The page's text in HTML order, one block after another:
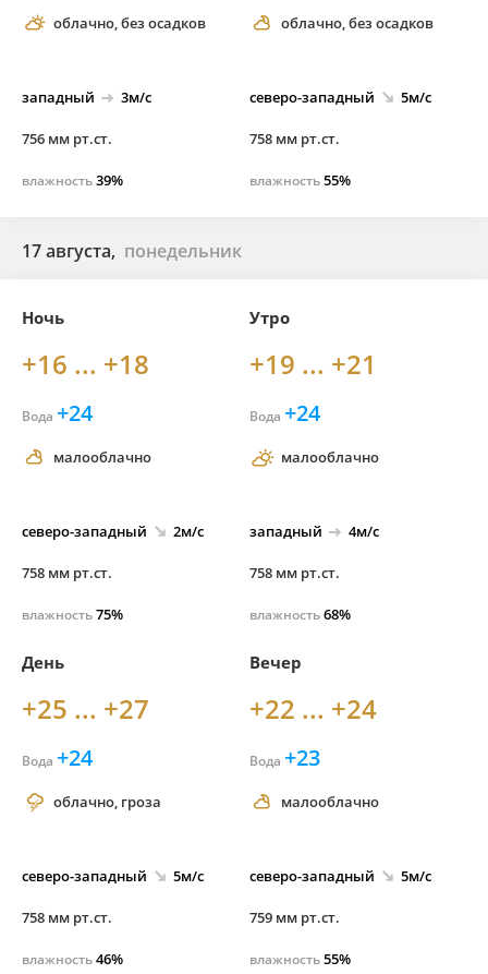
облачно, без осадков
западный 3м/с
756 мм рт.ст.
влажность39%
облачно, без осадков
северо-западный 5м/с
758 мм рт.ст.
влажность55%
17 августа, понедельник
Ночь
+16 ... +18
Вода +24
малооблачно
северо-западный 2м/с
758 мм рт.ст.
влажность75%
Утро
+19 ... +21
Вода +24
малооблачно
западный 4м/с
758 мм рт.ст.
влажность68%
День
+25 ... +27
Вода +24
облачно, гроза
северо-западный 5м/с
758 мм рт.ст.
влажность46%
Вечер
+22 ... +24
Вода +23
малооблачно
северо-западный 5м/с
759 мм рт.ст.
влажность55%